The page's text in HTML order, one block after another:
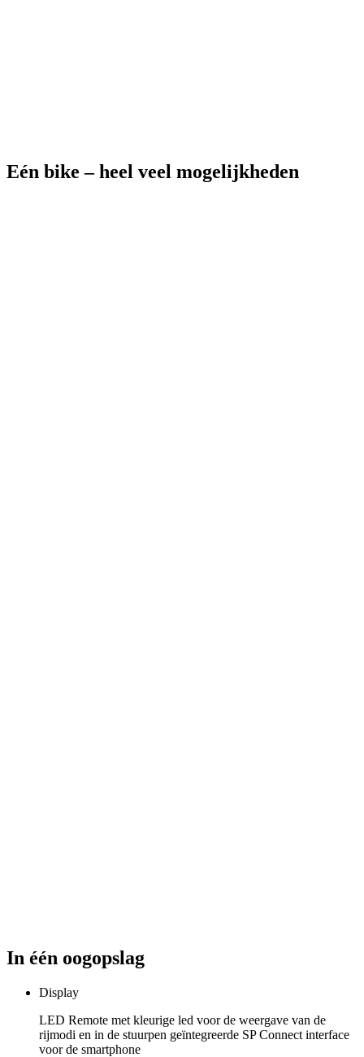
Eén bike – heel veel mogelijkheden
In één oogopslag
Display
LED Remote met kleurige led voor de weergave van de
rijmodi en in de stuurpen geïntegreerde SP Connect interface
voor de smartphone